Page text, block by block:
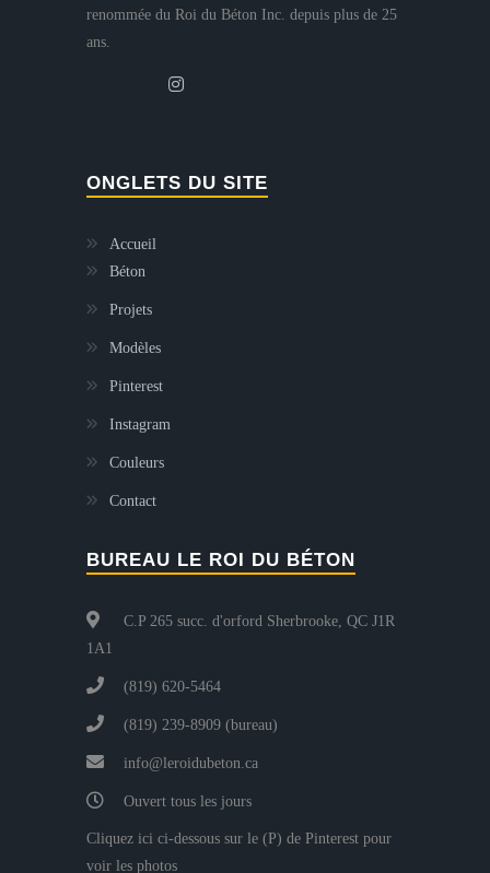
renommée du Roi du Béton Inc. depuis plus de 25
ans.
ONGLETS DU SITE
Accueil
Béton
Projets
Modèles
Pinterest
Instagram
Couleurs
Contact
BUREAU LE ROI DU BÉTON
C.P 265 succ. d'orford Sherbrooke, QC J1R
1A1
(819) 620-5464
(819) 239-8909 (bureau)
info@leroidubeton.ca
Ouvert tous les jours
Cliquez ici ci-dessous sur le (P) de Pinterest pour
voir les photos